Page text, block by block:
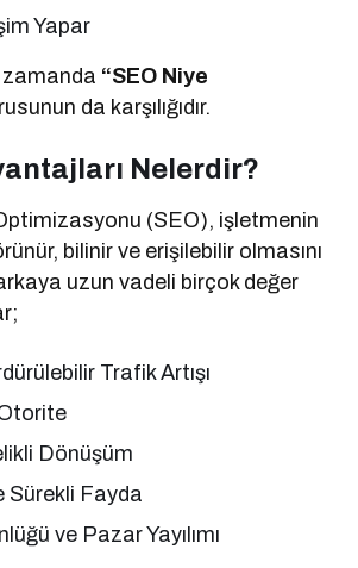
Yapar
zamanda “SEO Niye
da karşılığıdır.
Nelerdir?
(SEO), işletmenin
bilinir ve erişilebilir olmasını
uzun vadeli birçok değer
Trafik Artışı
Dönüşüm
Sürekli Fayda
ve Pazar Yayılımı